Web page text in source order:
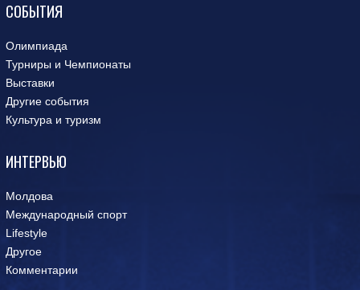
СОБЫТИЯ
Олимпиада
Турниры и Чемпионаты
Выставки
Другие события
Культура и туризм
ИНТЕРВЬЮ
Молдова
Международный спорт
Lifestyle
Другое
Комментарии